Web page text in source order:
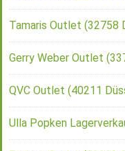
Tamaris Outlet (32758
Gerry Weber Outlet
QVC Outlet (40211
Ulla Popken